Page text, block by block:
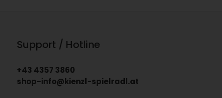
Support / Hotline
+43 4357 3860
shop-info@kienzl-spielradl.at